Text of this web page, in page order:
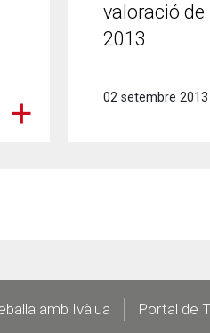
valoració
2013
02 setembre 2013
amb Ivàlua Portal de